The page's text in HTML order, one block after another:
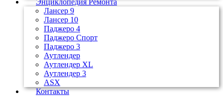
Энциклопедия Ремонта
Лансер 9
Лансер 10
Паджеро 4
Паджеро Спорт
Паджеро 3
Аутлендер
Аутлендер ХL
Аутлендер 3
ASX
Контакты